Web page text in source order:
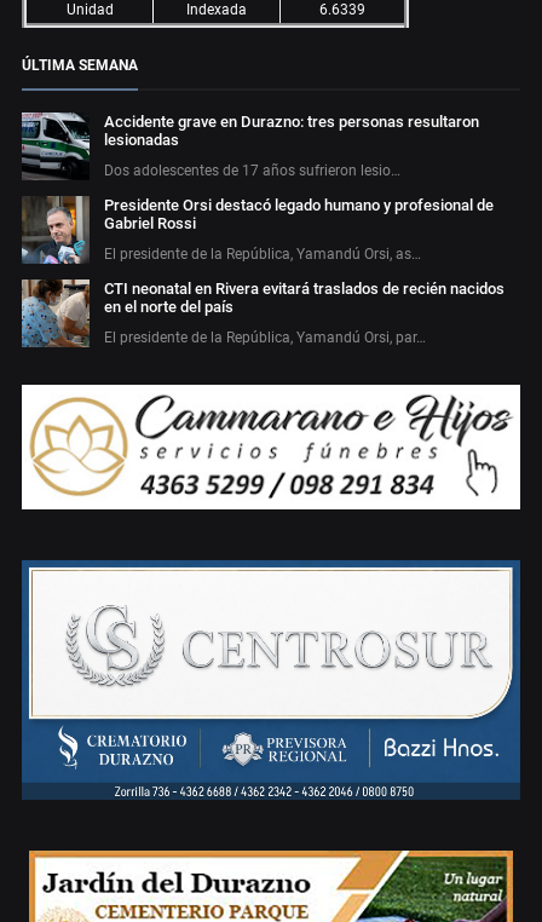
Unidad
Indexada 6.6339
ÚLTIMA SEMANA
Accidente grave en Durazno: tres personas resultaron
lesionadas
Dos adolescentes de 17 años sufrieron lesio…
Presidente Orsi destacó legado humano y profesional de
Gabriel Rossi
El presidente de la República, Yamandú Orsi, as…
CTI neonatal en Rivera evitará traslados de recién nacidos
en el norte del país
El presidente de la República, Yamandú Orsi, par…